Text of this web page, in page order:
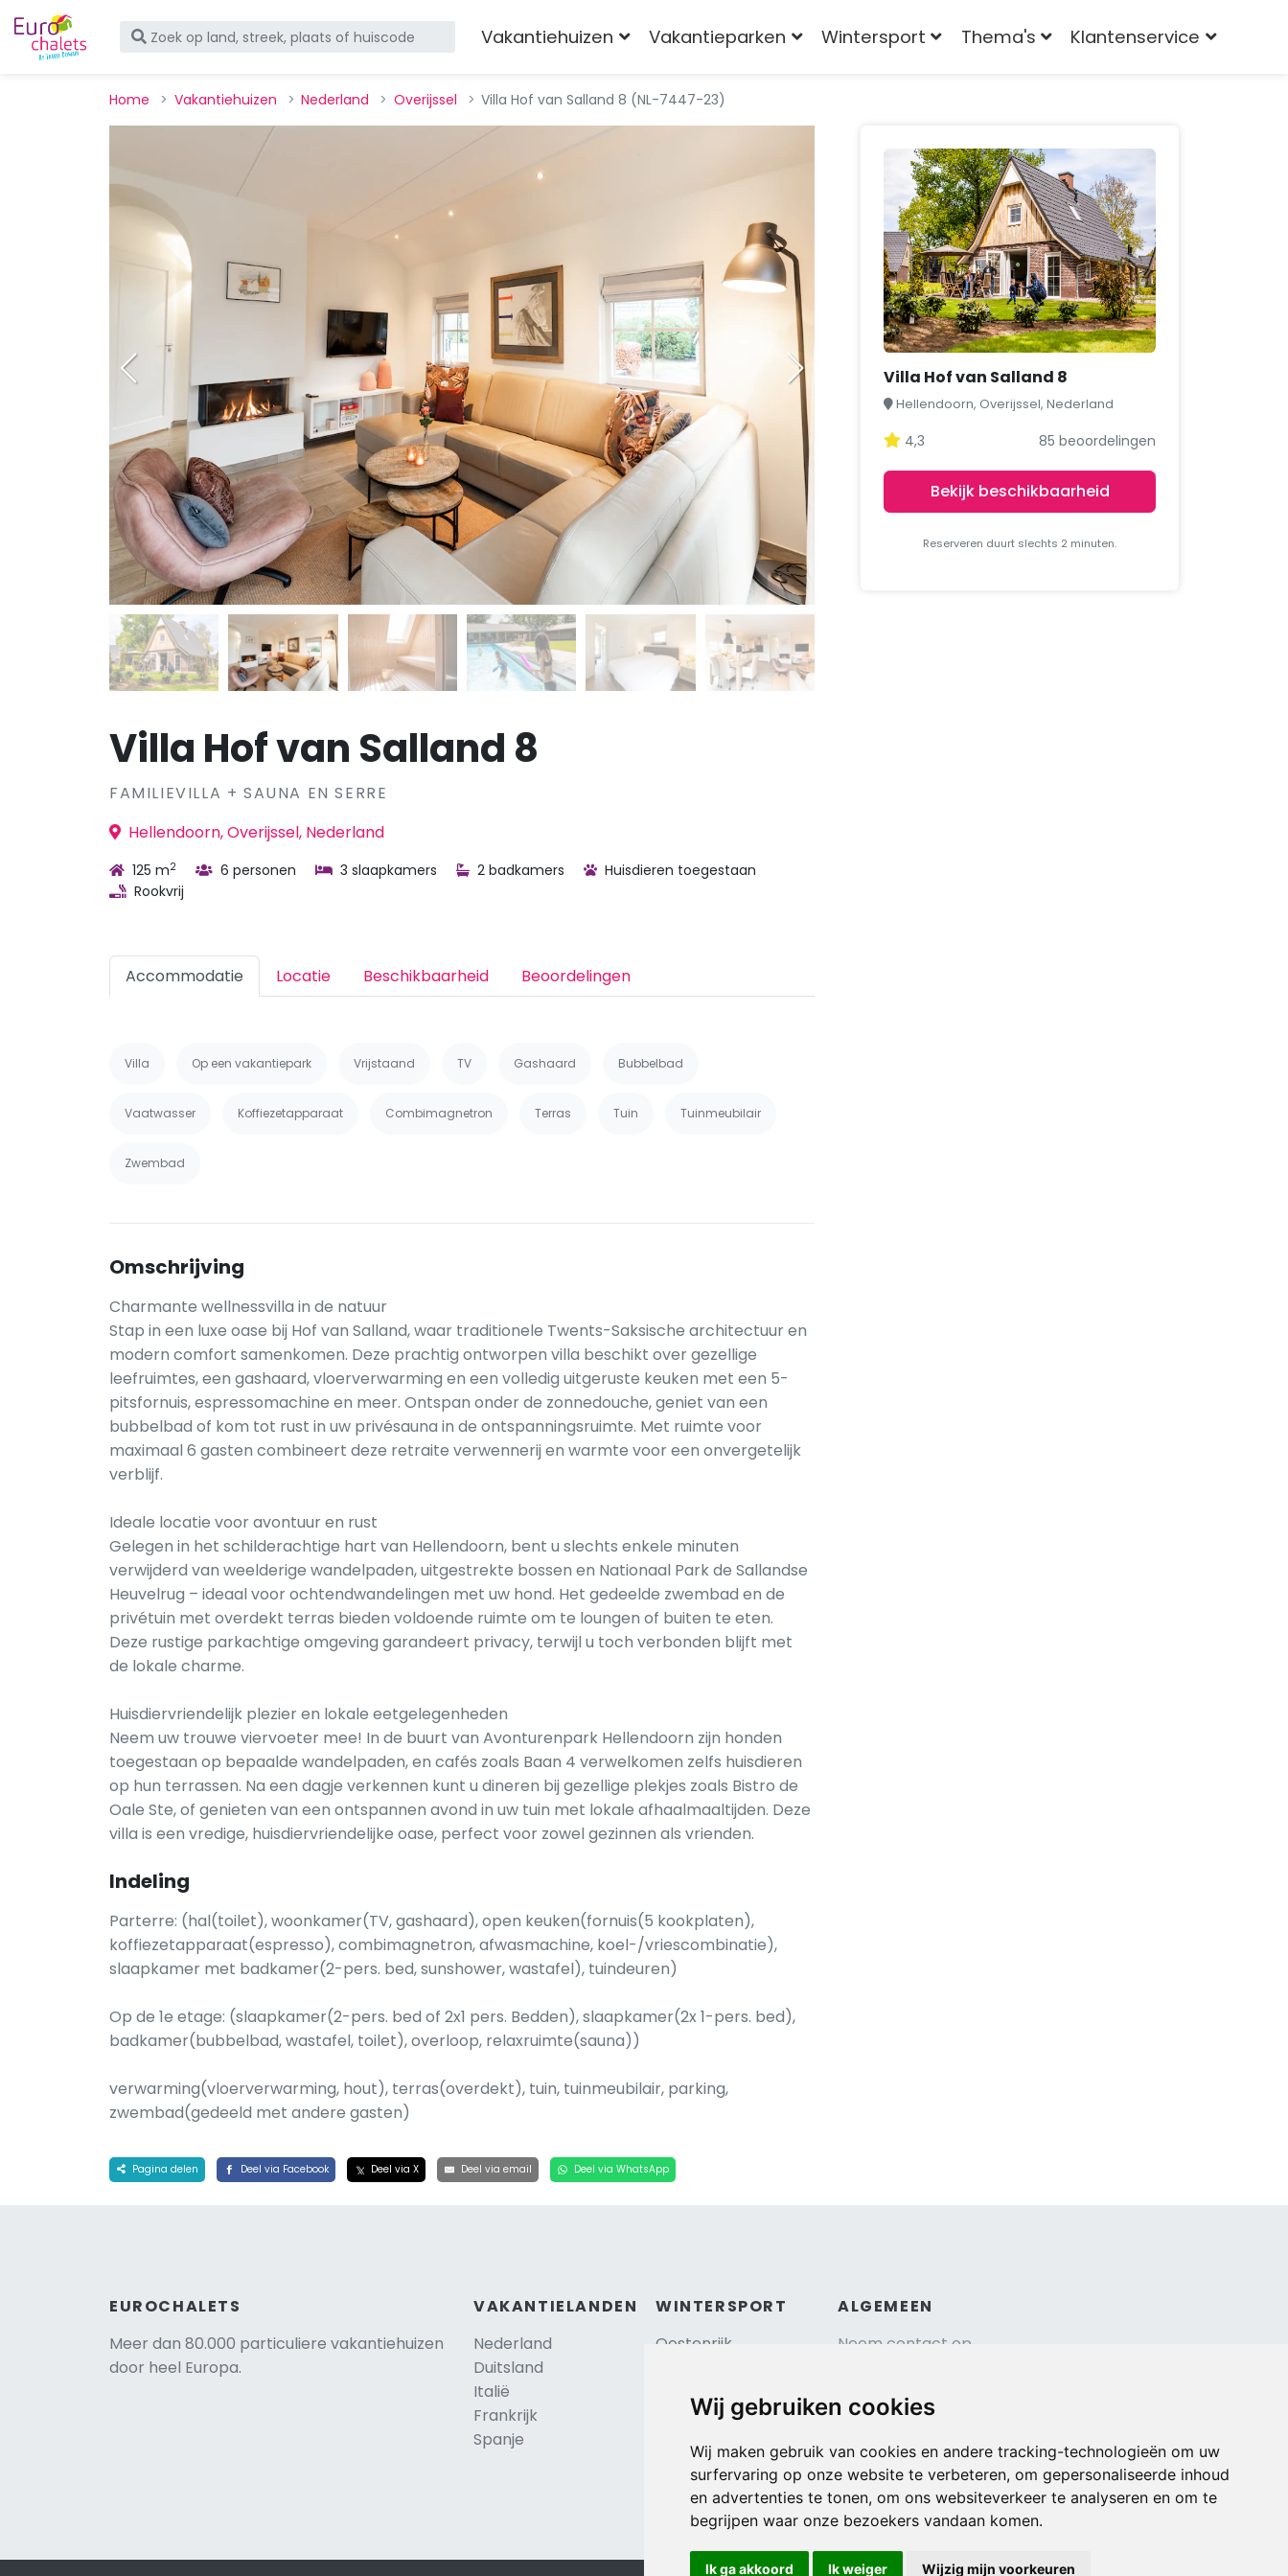
Wij gebruiken cookies
Wij maken gebruik van cookies en andere tracking-technologieën om uw
surfervaring op onze website te verbeteren, om gepersonaliseerde inhoud
en advertenties te tonen, om ons websiteverkeer te analyseren en om te
begrijpen waar onze bezoekers vandaan komen.
Ik ga akkoord Ik weiger Wijzig mijn voorkeuren
Vakantiehuizen Vakantieparken Wintersport Thema's Klantenservice
Home Vakantiehuizen Nederland Overijssel Villa Hof van Salland 8 (NL-7447-23)
Villa Hof van Salland 8
FAMILIEVILLA + SAUNA EN SERRE
Hellendoorn, Overijssel, Nederland
125 m2 6 personen 3 slaapkamers 2 badkamers
Huisdieren toegestaan
Rookvrij
Accommodatie Locatie Beschikbaarheid Beoordelingen
Villa Op een vakantiepark Vrijstaand TV Gashaard Bubbelbad
Vaatwasser Koffiezetapparaat Combimagnetron Terras Tuin Tuinmeubilair
Zwembad
Omschrijving
Charmante wellnessvilla in de natuur
Stap in een luxe oase bij Hof van Salland, waar traditionele Twents-Saksische architectuur en
modern comfort samenkomen. Deze prachtig ontworpen villa beschikt over gezellige
leefruimtes, een gashaard, vloerverwarming en een volledig uitgeruste keuken met een 5-
pitsfornuis, espressomachine en meer. Ontspan onder de zonnedouche, geniet van een
bubbelbad of kom tot rust in uw privésauna in de ontspanningsruimte. Met ruimte voor
maximaal 6 gasten combineert deze retraite verwennerij en warmte voor een onvergetelijk
verblijf.
Ideale locatie voor avontuur en rust
Gelegen in het schilderachtige hart van Hellendoorn, bent u slechts enkele minuten
verwijderd van weelderige wandelpaden, uitgestrekte bossen en Nationaal Park de Sallandse
Heuvelrug – ideaal voor ochtendwandelingen met uw hond. Het gedeelde zwembad en de
privétuin met overdekt terras bieden voldoende ruimte om te loungen of buiten te eten.
Deze rustige parkachtige omgeving garandeert privacy, terwijl u toch verbonden blijft met
de lokale charme.
Huisdiervriendelijk plezier en lokale eetgelegenheden
Neem uw trouwe viervoeter mee! In de buurt van Avonturenpark Hellendoorn zijn honden
toegestaan op bepaalde wandelpaden, en cafés zoals Baan 4 verwelkomen zelfs huisdieren
op hun terrassen. Na een dagje verkennen kunt u dineren bij gezellige plekjes zoals Bistro de
Oale Ste, of genieten van een ontspannen avond in uw tuin met lokale afhaalmaaltijden. Deze
villa is een vredige, huisdiervriendelijke oase, perfect voor zowel gezinnen als vrienden.
Indeling
Parterre: (hal(toilet), woonkamer(TV, gashaard), open keuken(fornuis(5 kookplaten),
koffiezetapparaat(espresso), combimagnetron, afwasmachine, koel-/vriescombinatie),
slaapkamer met badkamer(2-pers. bed, sunshower, wastafel), tuindeuren)
Op de 1e etage: (slaapkamer(2-pers. bed of 2x1 pers. Bedden), slaapkamer(2x 1-pers. bed),
badkamer(bubbelbad, wastafel, toilet), overloop, relaxruimte(sauna))
verwarming(vloerverwarming, hout), terras(overdekt), tuin, tuinmeubilair, parking,
zwembad(gedeeld met andere gasten)
Pagina delen Deel via Facebook Deel via X Deel via email Deel via WhatsApp
Villa Hof van Salland 8
Hellendoorn, Overijssel, Nederland
4,3 85 beoordelingen
Bekijk beschikbaarheid
Reserveren duurt slechts 2 minuten.
EUROCHALETS
Meer dan 80.000 particuliere vakantiehuizen
door heel Europa.
VAKANTIELANDEN
Nederland
Duitsland
Italië
Frankrijk
Spanje
WINTERSPORT
Oostenrijk
Zwitserland
Tsjechië
TIP
Duitsland
ALGEMEEN
Neem contact op
Reisverzekering afsluiten
Algemene voorwaarden